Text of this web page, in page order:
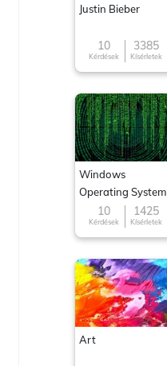
Justin Bieber
10
Kérdések
3385
Kísérletek
Windows
Operating System
10
Kérdések
1425
Kísérletek
Art